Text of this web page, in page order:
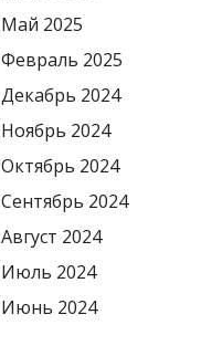
Май 2025
Февраль 2025
Декабрь 2024
Ноябрь 2024
Октябрь 2024
Сентябрь 2024
Август 2024
Июль 2024
Июнь 2024